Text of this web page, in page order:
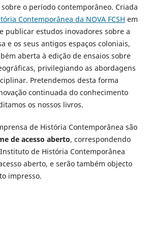
o período contemporâneo. Criada
Contemporânea da NOVA FCSH em
publicar estudos inovadores sobre a
e os seus antigos espaços coloniais,
aberta à edição de ensaios sobre
privilegiando as abordagens
Pretendemos desta forma
continuada do conhecimento
os nossos livros.
de História Contemporânea são
de acesso aberto, correspondendo
de História Contemporânea
aberto, e serão também objecto
impresso.